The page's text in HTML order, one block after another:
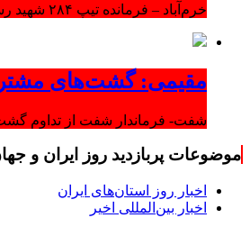
خرم‌آباد – فرمانده تیپ ۲۸۴ شهید رستمی نزاجا، تأکید کرد: کارکنان مکتبی و ولایی ارتش مجهز به سلاح ایمان و معنویت هستند.
مقیمی: گشت‌های
شفت- فرماندار شفت از تداوم
موضوعات پربازدید روز ایران و
اخبار روز استان‌های ایران
اخبار بین‌المللی اخیر